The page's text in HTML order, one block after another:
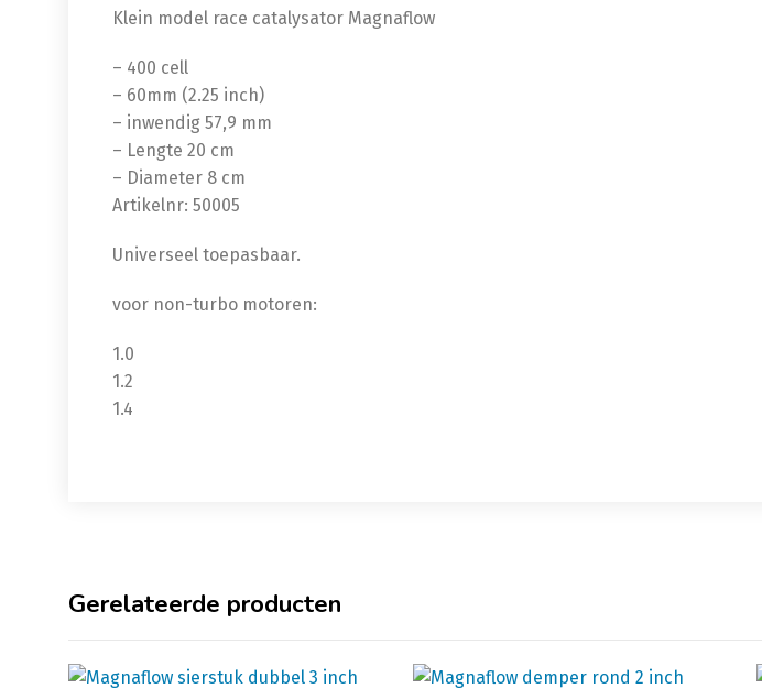
Klein model race catalysator Magnaflow
– 400 cell
– 60mm (2.25 inch)
– inwendig 57,9 mm
– Lengte 20 cm
– Diameter 8 cm
Artikelnr: 50005
Universeel toepasbaar.
voor non-turbo motoren:
1.0
1.2
1.4
Gerelateerde producten